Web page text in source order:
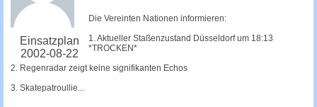
Einsatzplan
2002-08-22
Die Vereinten Nationen informieren:
1. Aktueller Staßenzustand Düsseldorf um 18:13
*TROCKEN*
2. Regenradar zeigt keine signifikanten Echos
3. Skatepatroullie...